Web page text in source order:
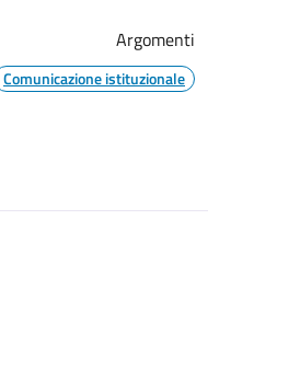
Argomenti
Comunicazione istituzionale